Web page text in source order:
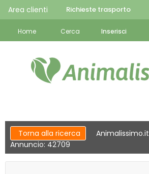
Area clienti Richieste trasporto
Home Cerca Inserisci
Torna alla ricerca Animalissimo.it
Annuncio: 42709